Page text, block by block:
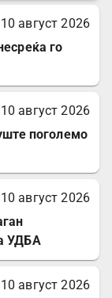
10 август 2026
го
10 август 2026
поголемо
10 август 2026
УДБА
10 август 2026